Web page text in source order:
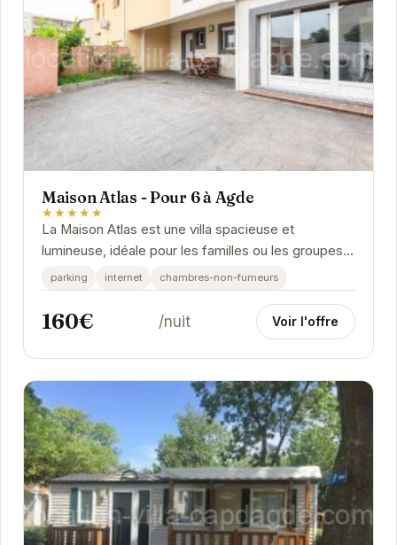
Maison Atlas - Pour 6 à Agde
★★★★★
La Maison Atlas est une villa spacieuse et
lumineuse, idéale pour les familles ou les groupes
d'amis. Son emplacement privilégié à Agde vous...
parking internet chambres-non-fumeurs
160€ /nuit Voir l'offre